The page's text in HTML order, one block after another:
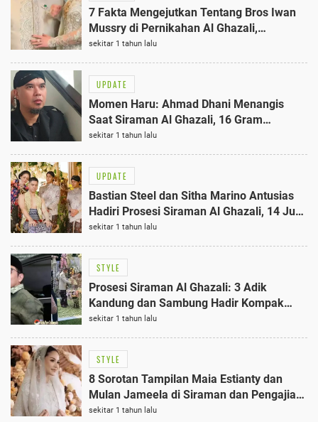
7 Fakta Mengejutkan Tentang Bros Iwan
Mussry di Pernikahan Al Ghazali,
Harganya Fantastis!
sekitar 1 tahun lalu
UPDATE
Momen Haru: Ahmad Dhani Menangis
Saat Siraman Al Ghazali, 16 Gram
Maskawin Diserahkan
sekitar 1 tahun lalu
UPDATE
Bastian Steel dan Sitha Marino Antusias
Hadiri Prosesi Siraman Al Ghazali, 14 Juni
2026
sekitar 1 tahun lalu
STYLE
Prosesi Siraman Al Ghazali: 3 Adik
Kandung dan Sambung Hadir Kompak
dalam Nuansa Adat Jawa yang
Mengejutkan
sekitar 1 tahun lalu
STYLE
8 Sorotan Tampilan Maia Estianty dan
Mulan Jameela di Siraman dan Pengajian
Al Ghazali, Kompak Kenakan Kebaya
sekitar 1 tahun lalu